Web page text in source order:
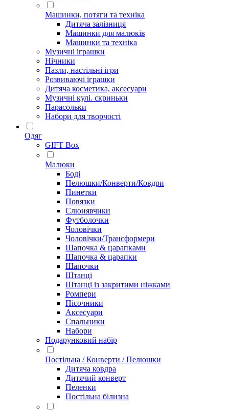
Машинки, потяги та техніка
Дитяча залізниця
Машинки для малюків
Машинки та техніка
Музичні іграшки
Нічники
Пазли, настільні ігри
Розвиваючі іграшки
Дитяча косметика, аксесуари
Музичні кулі. скриньки
Парасольки
Набори для творчості
Одяг
GIFT Box
Малюки
Боді
Пелюшки/Конверти/Ковдри
Пинетки
Повязки
Слюнявчики
Футболочки
Чоловічки
Чоловічки/Трансформери
Шапочка & царапками
Шапочка & царапки
Шапочки
Штанці
Штанці із закритими ніжками
Ромпери
Пісочники
Аксесуари
Спальники
Набори
Подарунковий набір
Постільна / Конверти / Пелюшки
Дитяча ковдра
Дитячий конверт
Пеленки
Постільна білизна